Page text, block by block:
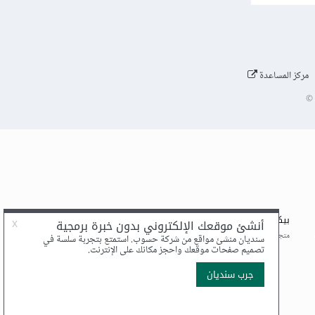
مركز المساعدة
©